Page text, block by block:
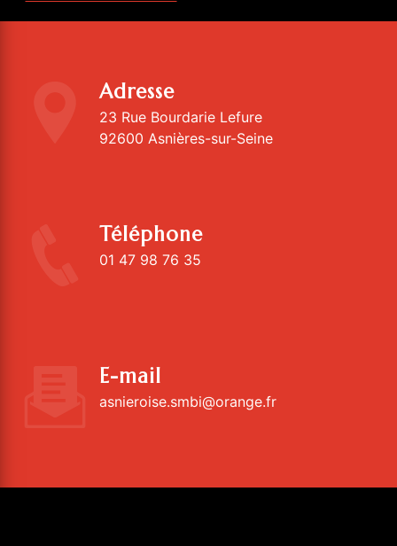
Adresse
23 Rue Bourdarie Lefure
92600 Asnières-sur-Seine
Téléphone
01 47 98 76 35
E-mail
asnieroise.smbi@orange.fr